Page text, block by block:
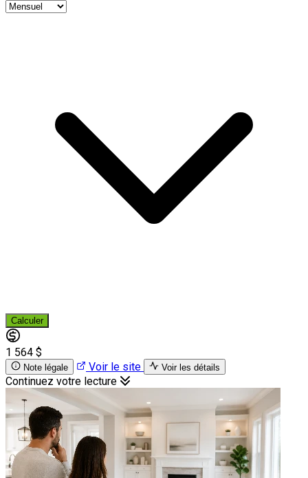
Calculer
1 564 $
Note légale Voir le site Voir les détails
Continuez votre lecture